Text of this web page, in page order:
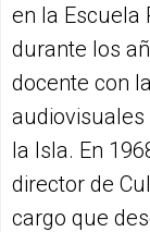
en la Escuela
durante los
docente con
la Isla. En
director de
cargo que